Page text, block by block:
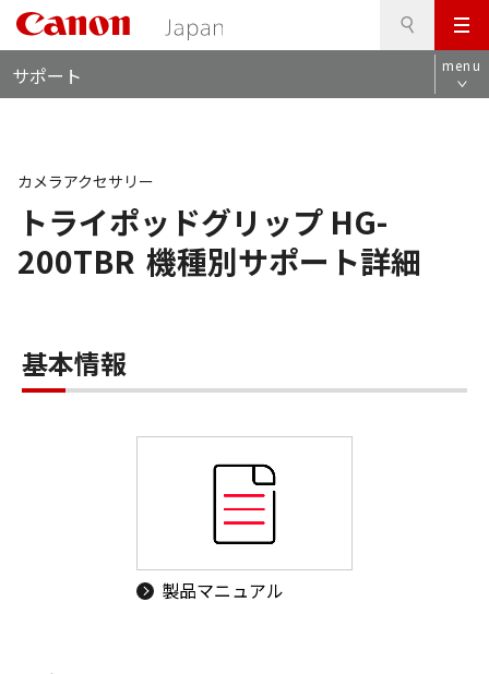
メ
ニ
ュ
サポート menu
トライポッドグリップ HG-
200TBR 機種別サポート詳細
カメラアクセサリー
基本情報
製品マニュアル